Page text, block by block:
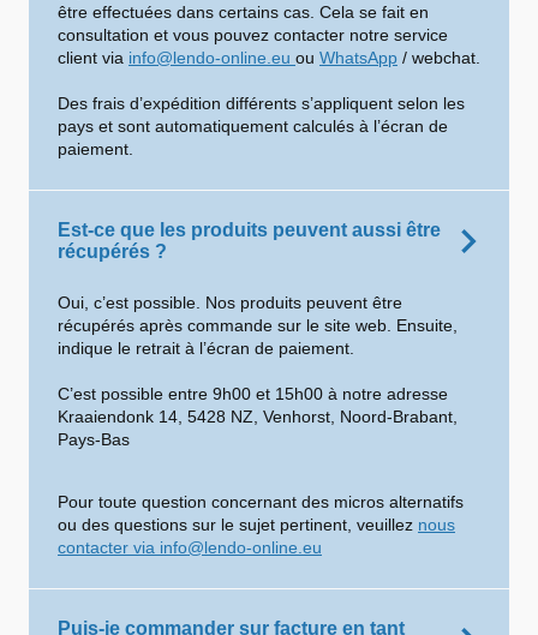
être effectuées dans certains cas. Cela se fait en
consultation et vous pouvez contacter notre service
client via info@lendo-online.eu ou WhatsApp / webchat.
Des frais d’expédition différents s’appliquent selon les
pays et sont automatiquement calculés à l’écran de
paiement.
Est-ce que les produits peuvent aussi être
récupérés ?
Oui, c’est possible. Nos produits peuvent être
récupérés après commande sur le site web. Ensuite,
indique le retrait à l’écran de paiement.
C’est possible entre 9h00 et 15h00 à notre adresse
Kraaiendonk 14, 5428 NZ, Venhorst, Noord-Brabant,
Pays-Bas
Pour toute question concernant des micros alternatifs
ou des questions sur le sujet pertinent, veuillez nous
contacter via info@lendo-online.eu
Puis-je commander sur facture en tant